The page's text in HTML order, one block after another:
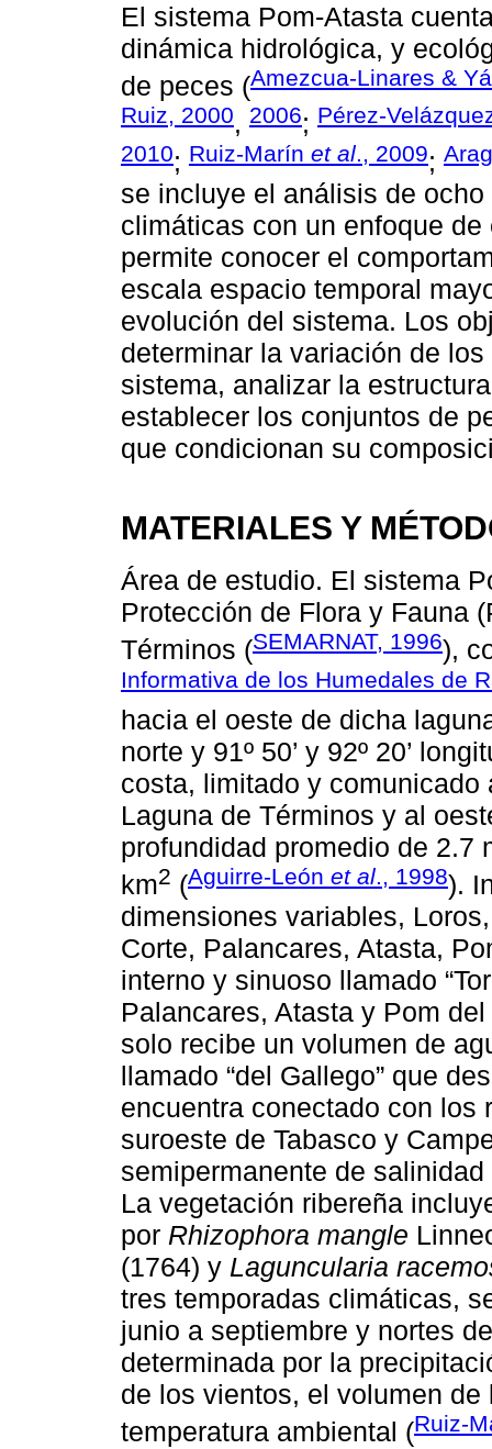
El sistema Pom-Atasta
dinámica hidrológica, y
de peces (Amezcua-Linares &
Ruiz, 2000, 2006; Pérez-
2010; Ruiz-Marín et al., 2009;
se incluye el análisis de
climáticas con un enfoque
permite conocer el
escala espacio temporal
evolución del sistema. Los
determinar la variación de
sistema, analizar la
establecer los conjuntos de
que condicionan su
MATERIALES Y
Área de estudio. El sistema
Protección de Flora y Fauna
Términos (SEMARNAT, 1996),
Informativa de los Humedales de
hacia el oeste de dicha
norte y 91º 50’ y 92º 20’
costa, limitado y
Laguna de Términos y al
profundidad promedio de 2.7
km2 (Aguirre-León et al., 1998).
dimensiones variables,
Corte, Palancares, Atasta,
interno y sinuoso llamado
Palancares, Atasta y Pom
solo recibe un volumen de
llamado “del Gallego” que
encuentra conectado con los
suroeste de Tabasco y
semipermanente de
La vegetación ribereña
por Rhizophora mangle
(1764) y Laguncularia
tres temporadas climáticas,
junio a septiembre y nortes
determinada por la
de los vientos, el volumen
temperatura ambiental (Ruiz-